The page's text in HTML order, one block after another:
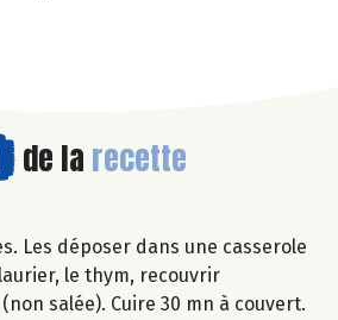
de la recette
Les déposer dans une casserole
le thym, recouvrir
salée). Cuire 30 mn à couvert.